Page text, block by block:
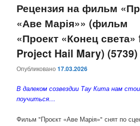
Рецензия на фильм
«Аве Марія»» (фильм
«Проект «Конец света»
Project Hail Mary) (5739)
Опубликовано17.03.2026
В далеком созвездии Тау Кита нам
поучиться…
Фильм "Проєкт «Аве Марія»" снят по